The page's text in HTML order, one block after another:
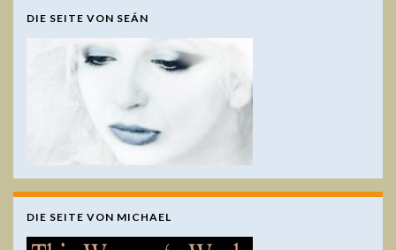
DIE SEITE VON SEÁN
DIE SEITE VON MICHAEL